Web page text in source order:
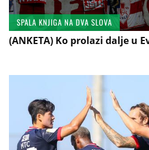
SPALA KNJIGA NA DVA SLOVA
(ANKETA) Ko prolazi dalje u